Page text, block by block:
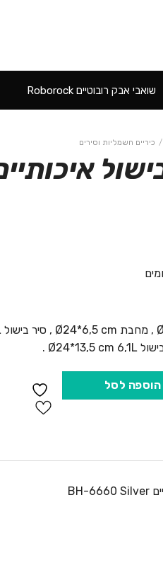
שואבי אבק רובוטיים Roborock
/ כיריים חשמליות וסירים
הוספה לסל